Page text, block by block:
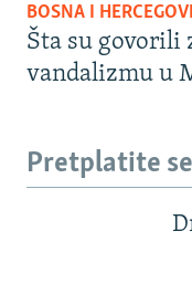
BOSNA I
Šta su govorili
vandalizmu u
Pretplatite